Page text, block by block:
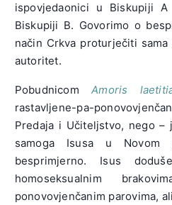
ispovjedaonici u Biskupiji
Biskupiji B. Govorimo o
način Crkva proturječiti
autoritet.
PobudnicomAmoris
rastavljene-pa-
Predaja i Učiteljstvo, nego
samoga Isusa u
besprimjerno. Isus
homoseksualnim
ponovovjenčanim parovima,